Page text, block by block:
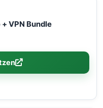
VPN Bundle